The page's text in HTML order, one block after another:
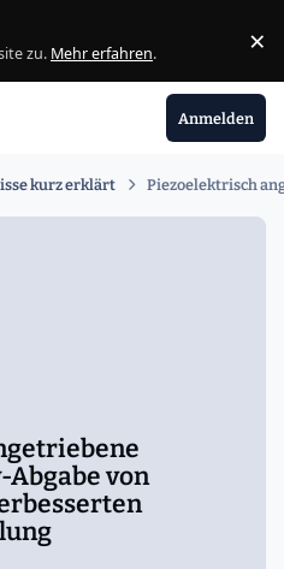
zu. Mehr erfahren. ×
Anmelden
kurz erklärt Piezoelektrisch
von